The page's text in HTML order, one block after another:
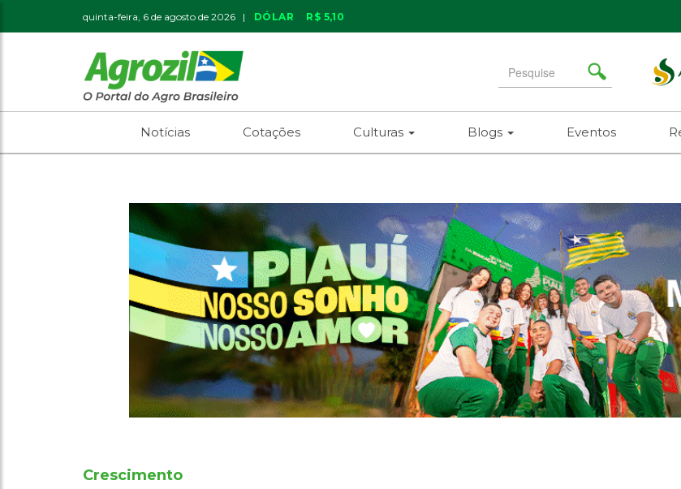
quinta-feira, 6 de agosto de 2026 | DÓLAR R$ 5,10
Search
for
Notícias Cotações Culturas Blogs Eventos
Crescimento